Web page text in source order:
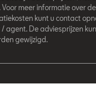
meer informatie over
kunt u contact
agent. De adviesprijzen
gewijzigd.